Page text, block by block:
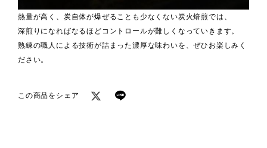
熱量が高く、炭自体が爆ぜることも少なくない炭火焙煎では、
深煎りになればなるほどコントロールが難しくなっていきます。
熟練の職人による技術が詰まった濃厚な味わいを、ぜひお楽しみく
ださい。
この商品をシェア